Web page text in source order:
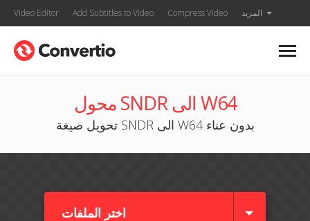
Video Editor Add Subtitles to Video Compress Video المزيد
محول SNDR الى W64
تحويل صيغة SNDR الى W64 بدون عناء
اختر الملفات